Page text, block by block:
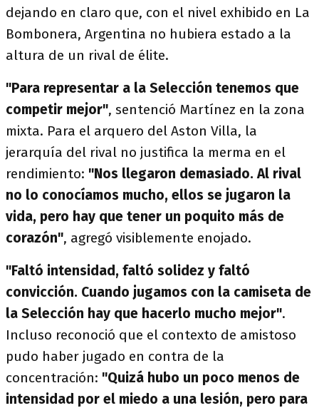
dejando en claro que, con el nivel exhibido en La
Bombonera, Argentina no hubiera estado a la
altura de un rival de élite.
"Para representar a la Selección tenemos que
competir mejor", sentenció Martínez en la zona
mixta. Para el arquero del Aston Villa, la
jerarquía del rival no justifica la merma en el
rendimiento: "Nos llegaron demasiado. Al rival
no lo conocíamos mucho, ellos se jugaron la
vida, pero hay que tener un poquito más de
corazón", agregó visiblemente enojado.
"Faltó intensidad, faltó solidez y faltó
convicción. Cuando jugamos con la camiseta de
la Selección hay que hacerlo mucho mejor".
Incluso reconoció que el contexto de amistoso
pudo haber jugado en contra de la
concentración: "Quizá hubo un poco menos de
intensidad por el miedo a una lesión, pero para